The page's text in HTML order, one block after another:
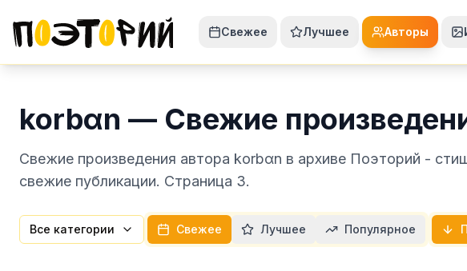
Свежее Лучшее Авторы
korbαn — Свежие
Свежие произведения автора korbαn в архиве Поэторий -
свежие публикации. Страница 3.
Все категории Свежее Лучшее Популярное